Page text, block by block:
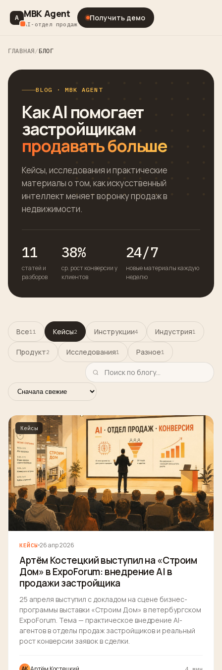
A MBK Agent
AI-отдел продаж
Получить демо
ГЛАВНАЯ / БЛОГ
BLOG · MBK AGENT
Как AI помогает
застройщикам
продавать больше
Кейсы, исследования и практические
материалы о том, как искусственный
интеллект меняет воронку продаж в
недвижимости.
11
статей и
разборов
38%
ср. рост конверсии у
клиентов
24/7
новые материалы каждую
неделю
Все11 Кейсы2 Инструкции4 Индустрия1
Продукт2 Исследования1 Разное1
Кейсы
КЕЙСЫ 26 апр 2026
Артём Костецкий выступил на «Строим
Дом» в ExpoForum: внедрение AI в
продажи застройщика
25 апреля выступил с докладом на сцене бизнес-
программы выставки «Строим Дом» в петербургском
ExpoForum. Тема — практическое внедрение AI-
агентов в отделы продаж застройщиков и реальный
рост конверсии заявок в сделки.